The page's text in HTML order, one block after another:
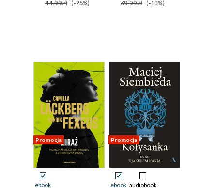
44.99zł (-25%) 39.99zł (-10%)
Promocja
ebook
Promocja
ebook audiobook